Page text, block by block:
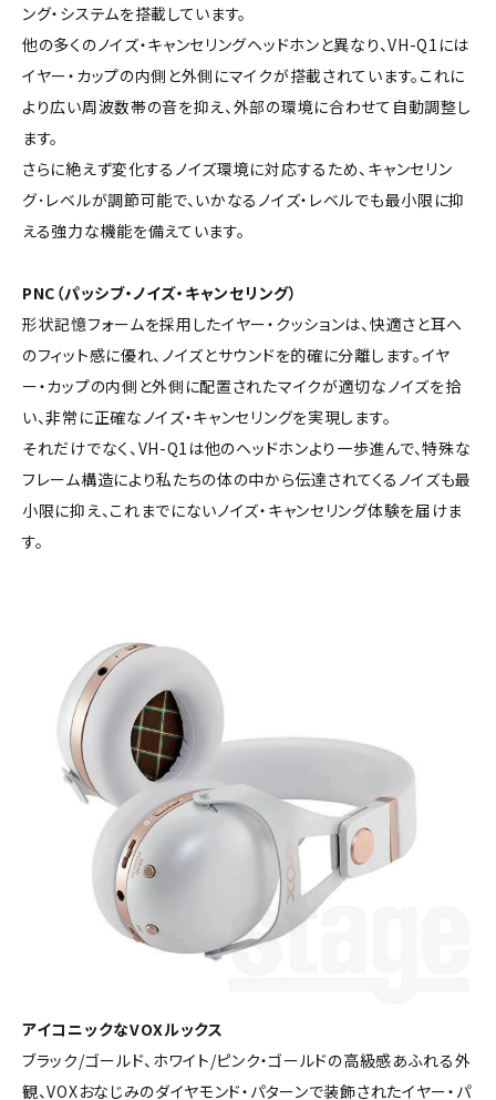
ング・システムを搭載しています。
他の多くのノイズ・キャンセリングヘッドホンと異なり、VH-Q1には
イヤー・カップの内側と外側にマイクが搭載されています。これに
より広い周波数帯の音を抑え、外部の環境に合わせて自動調整し
ます。
さらに絶えず変化するノイズ環境に対応するため、キャンセリン
グ･レベルが調節可能で、いかなるノイズ・レベルでも最小限に抑
える強力な機能を備えています。
PNC（パッシブ・ノイズ・キャンセリング）
形状記憶フォームを採用したイヤー・クッションは、快適さと耳へ
のフィット感に優れ、ノイズとサウンドを的確に分離します。イヤ
ー・カップの内側と外側に配置されたマイクが適切なノイズを拾
い、非常に正確なノイズ・キャンセリングを実現します。
それだけでなく、VH-Q1は他のヘッドホンより一歩進んで、特殊な
フレーム構造により私たちの体の中から伝達されてくるノイズも最
小限に抑え、これまでにないノイズ・キャンセリング体験を届けま
す。
アイコニックなVOXルックス
ブラック/ゴールド、ホワイト/ピンク・ゴールドの高級感あふれる外
観、VOXおなじみのダイヤモンド・パターンで装飾されたイヤー・パ